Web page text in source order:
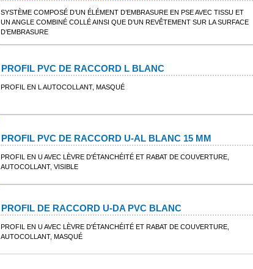
SYSTÈME COMPOSÉ D’UN ÉLÉMENT D’EMBRASURE EN PSE AVEC TISSU ET
UN ANGLE COMBINÉ COLLÉ AINSI QUE D’UN REVÊTEMENT SUR LA SURFACE
D’EMBRASURE
PROFIL PVC DE RACCORD L BLANC
PROFIL EN L AUTOCOLLANT, MASQUÉ
PROFIL PVC DE RACCORD U-AL BLANC 15 MM
PROFIL EN U AVEC LÈVRE D'ÉTANCHÉITÉ ET RABAT DE COUVERTURE,
AUTOCOLLANT, VISIBLE
PROFIL DE RACCORD U-DA PVC BLANC
PROFIL EN U AVEC LÈVRE D'ÉTANCHÉITÉ ET RABAT DE COUVERTURE,
AUTOCOLLANT, MASQUÉ